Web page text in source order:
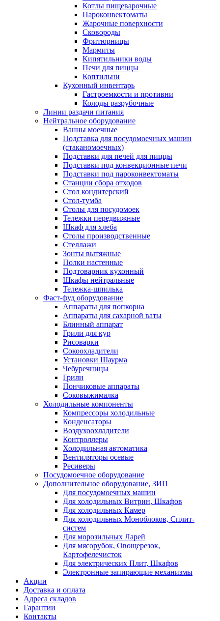
Котлы пищеварочные
Пароконвектоматы
Жарочные поверхности
Сковороды
Фритюрницы
Мармиты
Кипятильники воды
Печи для пиццы
Коптильни
Кухонный инвентарь
Гастроемкости и противни
Колоды разрубочные
Линии раздачи питания
Нейтральное оборудование
Ванны моечные
Подставка для посудомоечных машин
(стаканомоечных)
Подставки для печей для пиццы
Подставки под конвекционные печи
Подставки под пароконвектоматы
Станции сбора отходов
Стол кондитерский
Стол-тумба
Столы для посудомоек
Тележки передвижные
Шкаф для хлеба
Столы производственные
Стеллажи
Зонты вытяжные
Полки настенные
Подтоварник кухонный
Шкафы нейтральные
Тележка-шпилька
Фаст-фуд оборудование
Аппараты для попкорна
Аппараты для сахарной ваты
Блинный аппарат
Грили для кур
Рисоварки
Сокоохладители
Установки Шаурма
Чебуречницы
Грили
Пончиковые аппараты
Соковыжималка
Холодильные компоненты
Компрессоры холодильные
Конденсаторы
Воздухоохладители
Контроллеры
Холодильная автоматика
Вентиляторы осевые
Ресиверы
Посудомоечное оборудование
Дополнительное оборудование, ЗИП
Для посудомоечных машин
Для холодильных Витрин, Шкафов
Для холодильных Камер
Для холодильных Моноблоков, Сплит-
систем
Для морозильных Ларей
Для мясорубок, Овощерезок,
Картофелечисток
Для электрических Плит, Шкафов
Электронные запирающие механизмы
Акции
Доставка и оплата
Адреса складов
Гарантии
Контакты